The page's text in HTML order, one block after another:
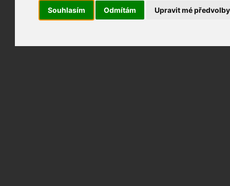
Souhlasím Odmítám Upravit mé předvolby
fotografováno fotky autora